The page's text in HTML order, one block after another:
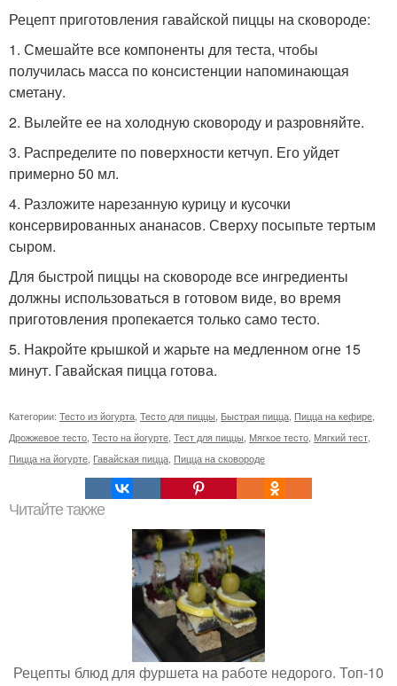
Рецепт приготовления гавайской пиццы на сковороде:
1. Смешайте все компоненты для теста, чтобы
получилась масса по консистенции напоминающая
сметану.
2. Вылейте ее на холодную сковороду и разровняйте.
3. Распределите по поверхности кетчуп. Его уйдет
примерно 50 мл.
4. Разложите нарезанную курицу и кусочки
консервированных ананасов. Сверху посыпьте тертым
сыром.
Для быстрой пиццы на сковороде все ингредиенты
должны использоваться в готовом виде, во время
приготовления пропекается только само тесто.
5. Накройте крышкой и жарьте на медленном огне 15
минут. Гавайская пицца готова.
Категории: Тесто из йогурта Тесто для пиццы Быстрая пицца Пицца на кефире
Дрожжевое тесто Тесто на йогурте Тест для пиццы Мягкое тесто Мягкий тест
Пицца на йогурте Гавайская пицца Пицца на сковороде
Читайте также
Рецепты блюд для фуршета на работе недорого. Топ-10